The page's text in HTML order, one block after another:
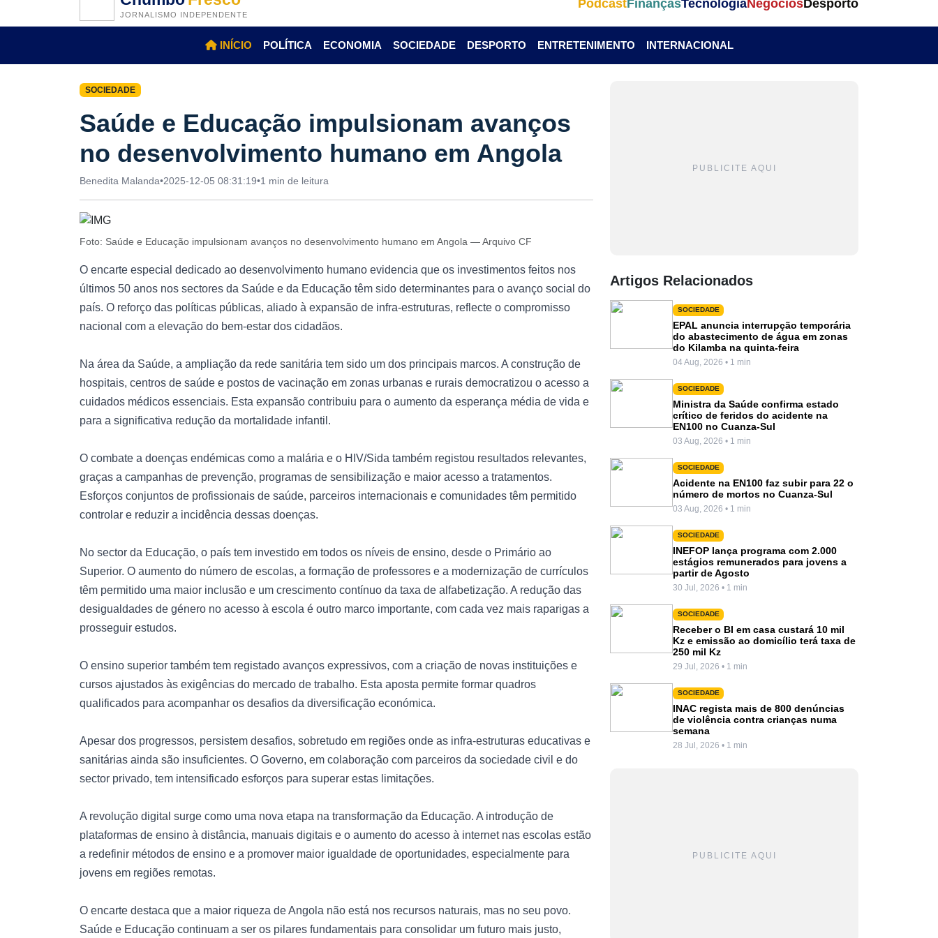
JORNALISMO INDEPENDENTE
PodcastFinançasTecnologiaNegóciosDesporto
INÍCIO POLÍTICA ECONOMIA SOCIEDADE DESPORTO ENTRETENIMENTO INTERNACIONAL
SOCIEDADE
Saúde e Educação impulsionam avanços
no desenvolvimento humano em Angola
Benedita Malanda•2025-12-05 08:31:19•1 min de leitura
Foto: Saúde e Educação impulsionam avanços no desenvolvimento humano em Angola — Arquivo CF
O encarte especial dedicado ao desenvolvimento humano evidencia que os investimentos feitos nos
últimos 50 anos nos sectores da Saúde e da Educação têm sido determinantes para o avanço social do
país. O reforço das políticas públicas, aliado à expansão de infra-estruturas, reflecte o compromisso
nacional com a elevação do bem-estar dos cidadãos.
Na área da Saúde, a ampliação da rede sanitária tem sido um dos principais marcos. A construção de
hospitais, centros de saúde e postos de vacinação em zonas urbanas e rurais democratizou o acesso a
cuidados médicos essenciais. Esta expansão contribuiu para o aumento da esperança média de vida e
para a significativa redução da mortalidade infantil.
O combate a doenças endémicas como a malária e o HIV/Sida também registou resultados relevantes,
graças a campanhas de prevenção, programas de sensibilização e maior acesso a tratamentos.
Esforços conjuntos de profissionais de saúde, parceiros internacionais e comunidades têm permitido
controlar e reduzir a incidência dessas doenças.
No sector da Educação, o país tem investido em todos os níveis de ensino, desde o Primário ao
Superior. O aumento do número de escolas, a formação de professores e a modernização de currículos
têm permitido uma maior inclusão e um crescimento contínuo da taxa de alfabetização. A redução das
desigualdades de género no acesso à escola é outro marco importante, com cada vez mais raparigas a
prosseguir estudos.
O ensino superior também tem registado avanços expressivos, com a criação de novas instituições e
cursos ajustados às exigências do mercado de trabalho. Esta aposta permite formar quadros
qualificados para acompanhar os desafios da diversificação económica.
Apesar dos progressos, persistem desafios, sobretudo em regiões onde as infra-estruturas educativas e
sanitárias ainda são insuficientes. O Governo, em colaboração com parceiros da sociedade civil e do
sector privado, tem intensificado esforços para superar estas limitações.
A revolução digital surge como uma nova etapa na transformação da Educação. A introdução de
plataformas de ensino à distância, manuais digitais e o aumento do acesso à internet nas escolas estão
a redefinir métodos de ensino e a promover maior igualdade de oportunidades, especialmente para
jovens em regiões remotas.
O encarte destaca que a maior riqueza de Angola não está nos recursos naturais, mas no seu povo.
Saúde e Educação continuam a ser os pilares fundamentais para consolidar um futuro mais justo,
PUBLICITE AQUI
Artigos Relacionados
SOCIEDADE
EPAL anuncia interrupção temporária
do abastecimento de água em zonas
do Kilamba na quinta-feira
04 Aug, 2026 • 1 min
SOCIEDADE
Ministra da Saúde confirma estado
crítico de feridos do acidente na
EN100 no Cuanza-Sul
03 Aug, 2026 • 1 min
SOCIEDADE
Acidente na EN100 faz subir para 22 o
número de mortos no Cuanza-Sul
03 Aug, 2026 • 1 min
SOCIEDADE
INEFOP lança programa com 2.000
estágios remunerados para jovens a
partir de Agosto
30 Jul, 2026 • 1 min
SOCIEDADE
Receber o BI em casa custará 10 mil
Kz e emissão ao domicílio terá taxa de
250 mil Kz
29 Jul, 2026 • 1 min
SOCIEDADE
INAC regista mais de 800 denúncias
de violência contra crianças numa
semana
28 Jul, 2026 • 1 min
PUBLICITE AQUI